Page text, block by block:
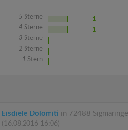
5 Sterne
1
4 Sterne
1
3 Sterne
2 Sterne
1 Stern
Eisdiele Dolomiti in 72488
(16.08.2016 16:06)